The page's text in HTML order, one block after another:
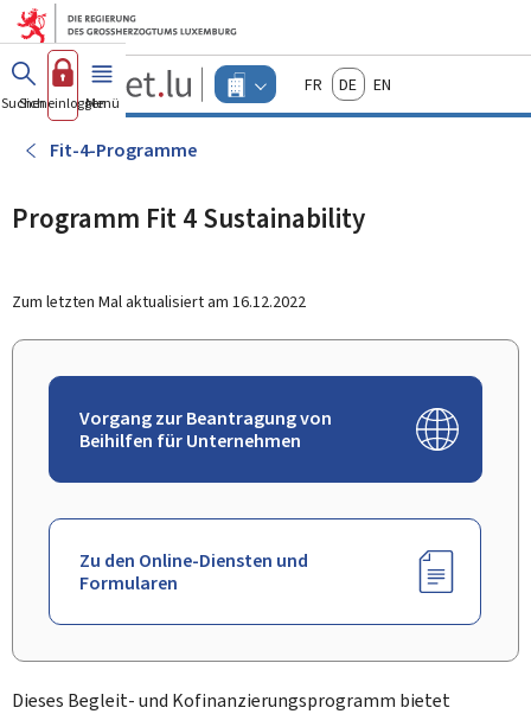
Zum Hauptmenü
Zum Inhalt
Guichet.lu
Changer
d'espace
actif
FrançaisDeutschEnglish
Suchen
Sich einloggen
Menü Haupt-
Fit-4-Programme
Programm Fit 4 Sustainability
Zum letzten Mal aktualisiert am 16.12.2022
Vorgang zur Beantragung von
Beihilfen für Unternehmen
Zu den Online-Diensten und
Formularen
Dieses Begleit- und Kofinanzierungsprogramm bietet